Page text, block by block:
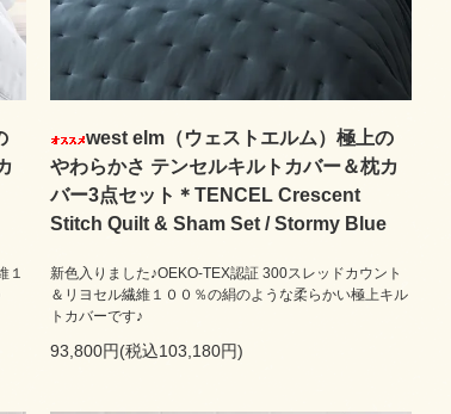
１
west elm（ウェストエルム）極上の
やわらかさ テンセルキルトカバー＆枕カ
バー3点セット＊TENCEL Crescent
Stitch Quilt & Sham Set / Stormy Blue
新色入りました♪OEKO-TEX認証 300スレッドカウント
＆リヨセル繊維１００％の絹のような柔らかい極上キル
トカバーです♪
93,800円(税込103,180円)